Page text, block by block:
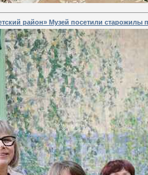
район» Музей посетили старожилы